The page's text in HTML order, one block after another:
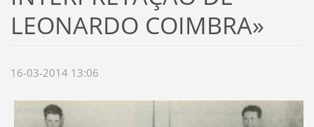
LEONARDO COIMBRA»
16-03-2014 13:06